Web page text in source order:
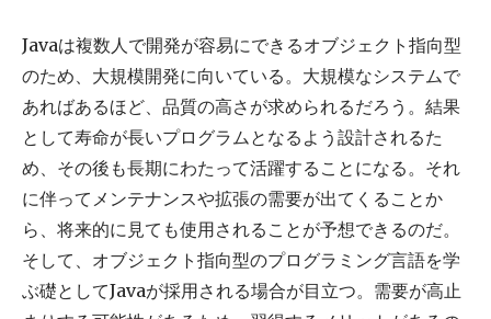
Javaは複数人で開発が容易にできるオブジェクト指向型
のため、大規模開発に向いている。大規模なシステムで
あればあるほど、品質の高さが求められるだろう。結果
として寿命が長いプログラムとなるよう設計されるた
め、その後も長期にわたって活躍することになる。それ
に伴ってメンテナンスや拡張の需要が出てくることか
ら、将来的に見ても使用されることが予想できるのだ。
そして、オブジェクト指向型のプログラミング言語を学
ぶ礎としてJavaが採用される場合が目立つ。需要が高止